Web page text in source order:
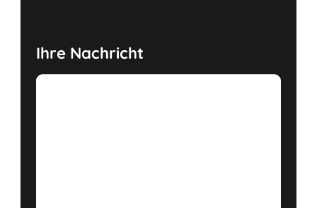
Ihre Nachricht